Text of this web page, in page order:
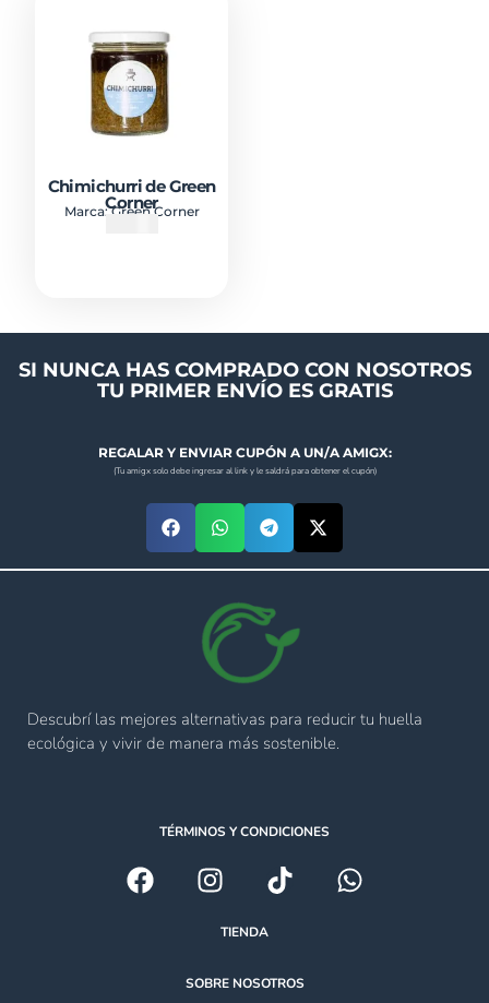
Chimichurri de Green
Corner
Marca:Green Corner
SI NUNCA HAS COMPRADO CON NOSOTROS
TU PRIMER ENVÍO ES GRATIS
REGALAR Y ENVIAR CUPÓN A UN/A AMIGX:
(Tu amigx solo debe ingresar al link y le saldrá para obtener el cupón)
Descubrí las mejores alternativas para reducir tu huella
ecológica y vivir de manera más sostenible.
TÉRMINOS Y CONDICIONES
TIENDA
SOBRE NOSOTROS